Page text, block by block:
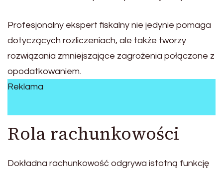
Profesjonalny ekspert fiskalny nie jedynie pomaga
dotyczących rozliczeniach, ale także tworzy
rozwiązania zmniejszające zagrożenia połączone z
opodatkowaniem.
Reklama
Rola rachunkowości
Dokładna rachunkowość odgrywa istotną funkcję